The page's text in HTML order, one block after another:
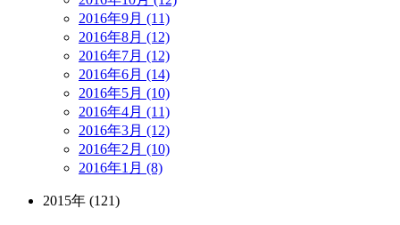
2016年9月 (11)
2016年8月 (12)
2016年7月 (12)
2016年6月 (14)
2016年5月 (10)
2016年4月 (11)
2016年3月 (12)
2016年2月 (10)
2016年1月 (8)
2015年 (121)